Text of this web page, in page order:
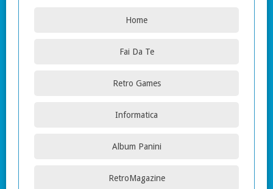
Home
Fai Da Te
Retro Games
Informatica
Album Panini
RetroMagazine